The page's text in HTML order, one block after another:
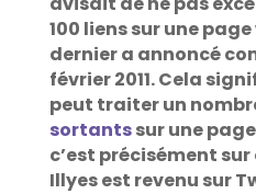
100 liens sur une
dernier a annoncé
février 2011. Cela
peut traiter un
sortantssur une
c’est précisément
Illyes est revenu sur